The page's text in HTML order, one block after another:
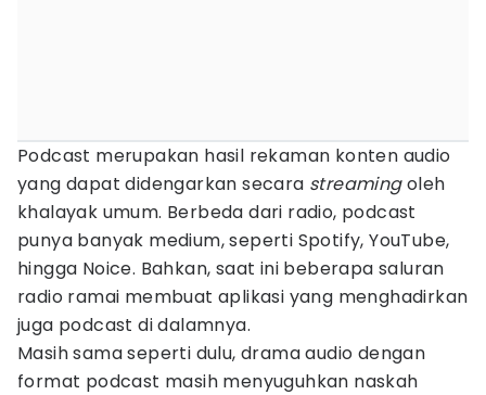
Podcast merupakan hasil rekaman konten audio
yang dapat didengarkan secara streamingoleh
khalayak umum. Berbeda dari radio, podcast
punya banyak medium, seperti Spotify, YouTube,
hingga Noice. Bahkan, saat ini beberapa saluran
radio ramai membuat aplikasi yang menghadirkan
juga podcast di dalamnya.
Masih sama seperti dulu, drama audio dengan
format podcast masih menyuguhkan naskah